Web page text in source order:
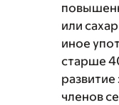
или
иное
старше
развитие
членов